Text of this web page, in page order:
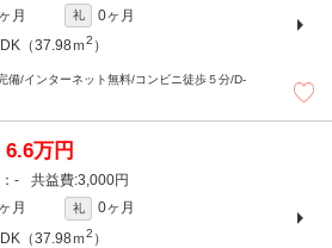
月 礼
0ヶ月
（37.98ｍ2 ）
備/インターネット無料/コンビニ徒歩５分/D-
6.6万円
- 3,000円
月 礼
0ヶ月
（37.98ｍ2 ）